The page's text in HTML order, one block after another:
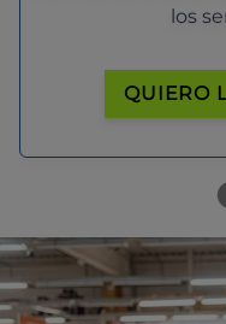
los
QUIERO